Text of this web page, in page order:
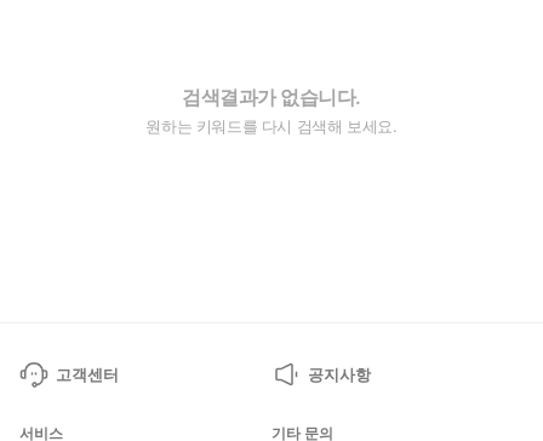
검색결과가 없습니다.
원하는 키워드를 다시 검색해 보세요.
고객센터 공지사항
서비스 기타 문의